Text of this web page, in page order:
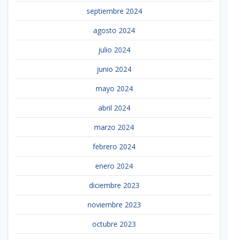
septiembre 2024
agosto 2024
julio 2024
junio 2024
mayo 2024
abril 2024
marzo 2024
febrero 2024
enero 2024
diciembre 2023
noviembre 2023
octubre 2023